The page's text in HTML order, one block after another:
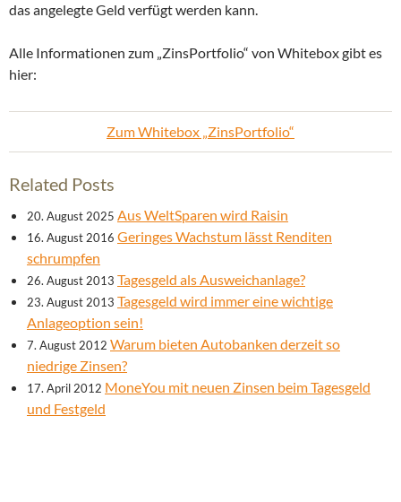
das angelegte Geld verfügt werden kann.
Alle Informationen zum „ZinsPortfolio“ von Whitebox gibt es
hier:
Zum Whitebox „ZinsPortfolio“
Related Posts
20. August 2025 Aus WeltSparen wird Raisin
16. August 2016 Geringes Wachstum lässt Renditen
schrumpfen
26. August 2013 Tagesgeld als Ausweichanlage?
23. August 2013 Tagesgeld wird immer eine wichtige
Anlageoption sein!
7. August 2012 Warum bieten Autobanken derzeit so
niedrige Zinsen?
17. April 2012 MoneYou mit neuen Zinsen beim Tagesgeld
und Festgeld